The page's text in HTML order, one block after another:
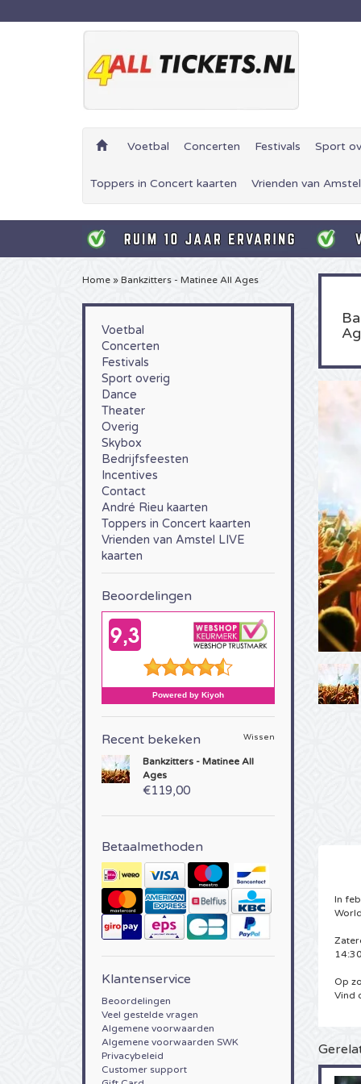
Voetbal Concerten Festivals Sport
Toppers in Concert kaarten Vrienden van
Home » Bankzitters - Matinee All Ages
Voetbal
Concerten
Festivals
Sport overig
Dance
Theater
Overig
Skybox
Bedrijfsfeesten
Incentives
Contact
André Rieu kaarten
Toppers in Concert kaarten
Vrienden van Amstel LIVE
kaarten
Beoordelingen
Recent bekeken Wissen
Bankzitters - Matinee All
Ages
€119,00
Betaalmethoden
Klantenservice
Beoordelingen
Veel gestelde vragen
Algemene voorwaarden
Algemene voorwaarden SWK
Privacybeleid
Customer support
In
Op
Vind